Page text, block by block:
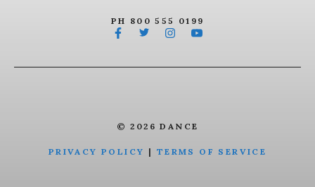
PH 800 555 0199
© 2026 DANCE
PRIVACY POLICY | TERMS OF SERVICE